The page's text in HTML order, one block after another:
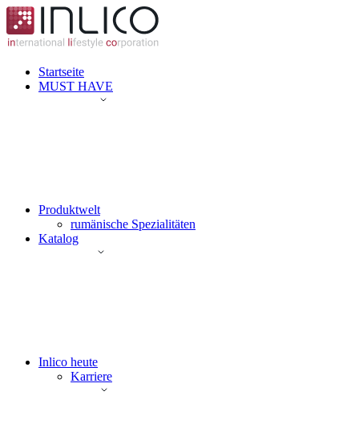
Startseite
MUST HAVE
Produktwelt
rumänische Spezialitäten
Katalog
Inlico heute
Karriere